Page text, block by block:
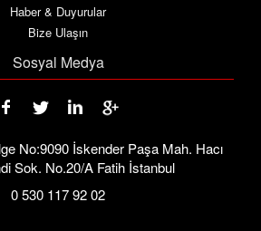
Haber & Duyurular
Bize Ulaşın
Sosyal Medya
No:9090 İskender Paşa Mah. Hacı
Sok. No.20/A Fatih İstanbul
0 530 117 92 02